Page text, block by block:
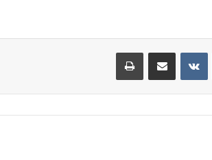
مشاركة عبر البريد طباعة